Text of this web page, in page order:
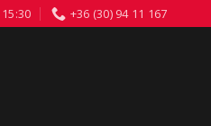
+36 (30) 94 11 167